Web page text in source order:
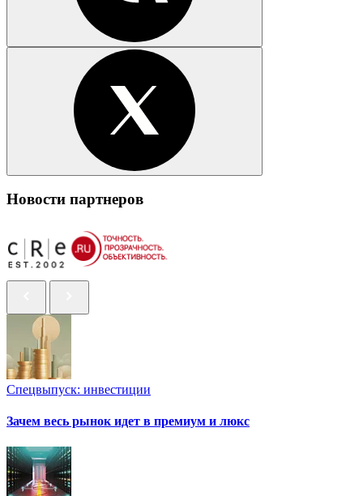
Новости партнеров
Спецвыпуск: инвестиции
Зачем весь рынок идет в премиум и люкс